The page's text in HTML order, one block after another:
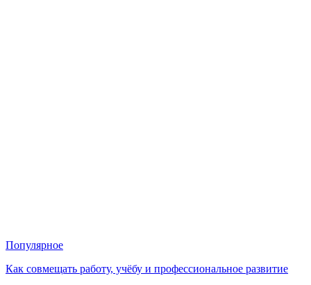
Популярное
Как совмещать работу, учёбу и профессиональное развитие